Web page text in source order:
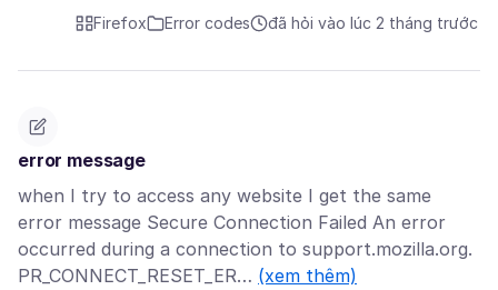
Firefox Error codes đã hỏi vào lúc 2 tháng trước
error message
when I try to access any website I get the same
error message Secure Connection Failed An error
occurred during a connection to support.mozilla.org.
PR_CONNECT_RESET_ER… (xem thêm)